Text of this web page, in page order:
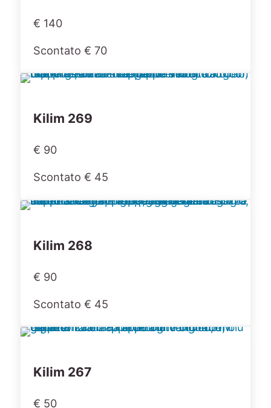
€ 140
Scontato € 70
Kilim 269
€ 90
Scontato € 45
Kilim 268
€ 90
Scontato € 45
Kilim 267
€ 50